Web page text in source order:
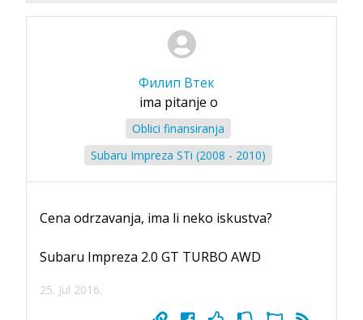
Филип Втек
ima pitanje o
Oblici finansiranja
Subaru Impreza STi (2008 - 2010)
Cena odrzavanja, ima li neko iskustva?
Subaru Impreza 2.0 GT TURBO AWD
25. Jul 2016.